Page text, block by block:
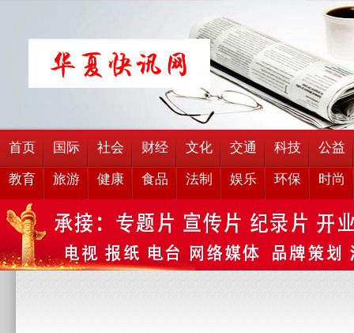
首页 国际 社会 财经 文化 交通 科技 公益
教育 旅游 健康 食品 法制 娱乐 环保 时尚